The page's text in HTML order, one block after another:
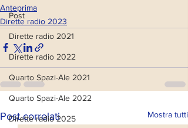
Post
Dirette radio 2021
Dirette radio 2022
Quarto Spazi-Ale 2021
Quarto Spazi-Ale 2022
Dirette radio 2025
Anteprima
Dirette radio 2023
Post correlati Mostra tutti